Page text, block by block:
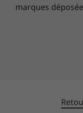
Les
marques